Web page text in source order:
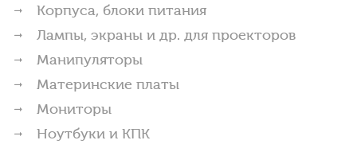
Корпуса, блоки питания
Лампы, экраны и др. для проекторов
Манипуляторы
Материнские платы
Мониторы
Ноутбуки и КПК